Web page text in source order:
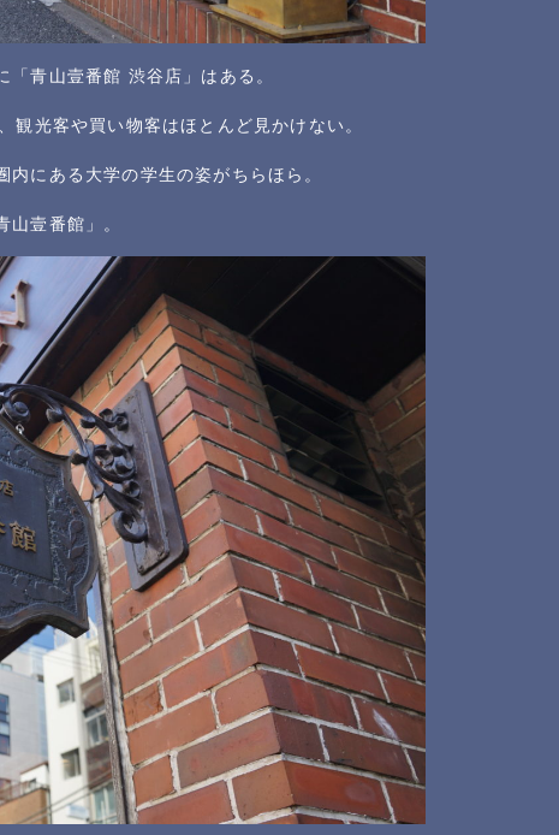
青山壹番館 渋谷店」はある。
光客や買い物客はほとんど見かけない。
にある大学の学生の姿がちらほら。
山壹番館」。